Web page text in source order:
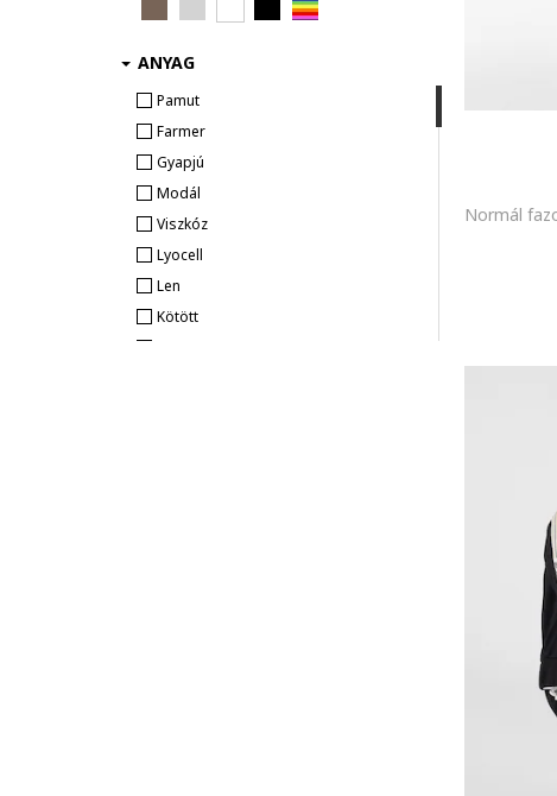
LC WAIKIKI
Levi's
ANYAG
Pamut
Farmer
Gyapjú
Modál
Viszkóz
Lyocell
Len
Kötött